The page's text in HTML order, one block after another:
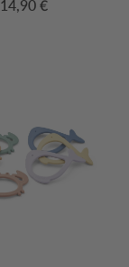
14,90 €